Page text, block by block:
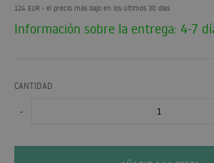
124 EUR - el precio más bajo en los últimos 30 días
Información sobre la entrega: 4-7
CANTIDAD
-